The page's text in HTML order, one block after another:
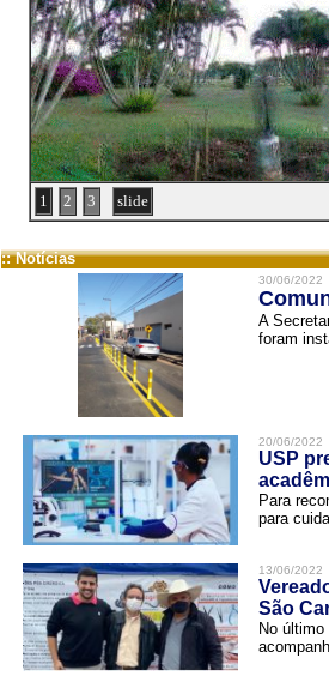
1 2 3 slide
:: Notícias
30/06/2022
A
foram
20/06/2022
USP
Para
para
13/06/2022
São
No